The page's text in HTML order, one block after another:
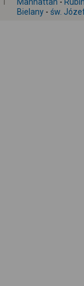
Bielany - św.